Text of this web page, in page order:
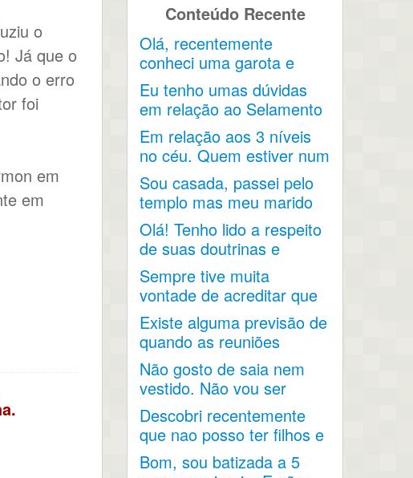
o
Já que o
o erro
foi
em
em
Conteúdo Recente
Olá, recentemente
conheci uma garota e
acho que ela acabou...
Eu tenho umas dúvidas
em relação ao Selamento
e os 3 Graus de...
Em relação aos 3 níveis
no céu. Quem estiver num
nível terá...
Sou casada, passei pelo
templo mas meu marido
não aceita que eu
durma...
Olá! Tenho lido a respeito
de suas doutrinas e
entendi a...
Sempre tive muita
vontade de acreditar que
o matrimônio não
termina...
Existe alguma previsão de
quando as reuniões
voltarão a acontecer no...
Não gosto de saia nem
vestido. Não vou ser
aceita na igreja. Devo sair
?
Descobri recentemente
que nao posso ter filhos e
fui diagnosticada com...
Bom, sou batizada a 5